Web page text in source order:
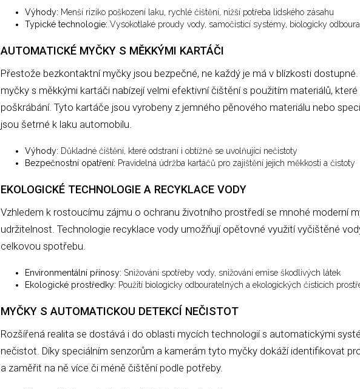
Výhody: Menší riziko poškození laku, rychlé čištění, nižší potřeba lidského zásahu
Typické technologie: Vysokotlaké proudy vody, samočisticí systémy, biologicky
AUTOMATICKÉ MYČKY S MĚKKÝMI KARTÁČI
Přestože bezkontaktní myčky jsou bezpečné, ne každý je má v blízkosti
myčky s měkkými kartáči nabízejí velmi efektivní čištění s použitím materiálů, které
poškrábání. Tyto kartáče jsou vyrobeny z jemného pěnového materiálu nebo
jsou šetrné k laku automobilu.
Výhody: Důkladné čištění, které odstraní i obtížně se uvolňující nečistoty
Bezpečnostní opatření: Pravidelná údržba kartáčů pro zajištění jejich měkkosti a čistoty
EKOLOGICKÉ TECHNOLOGIE A RECYKLACE VODY
Vzhledem k rostoucímu zájmu o ochranu životního prostředí se mnohé moderní
udržitelnost. Technologie recyklace vody umožňují opětovné využití vyčištěné
celkovou spotřebu.
Environmentální přínosy: Snižování spotřeby vody, snižování emise škodlivých látek
Ekologické prostředky: Použití biologicky odbouratelných a ekologických čisticích
MYČKY S AUTOMATICKOU DETEKCÍ NEČISTOT
Rozšířená realita se dostává i do oblasti mycích technologií s automatickými
nečistot. Díky speciálním senzorům a kamerám tyto myčky dokáží identifikovat
a zaměřit na ně více či méně čištění podle potřeby.